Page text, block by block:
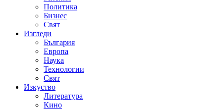
Политика
Бизнес
Свят
Изгледи
България
Европа
Наука
Технологии
Свят
Изкуство
Литература
Кино